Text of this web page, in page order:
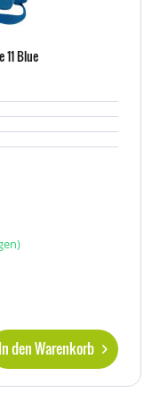
Blue
In den Warenkorb